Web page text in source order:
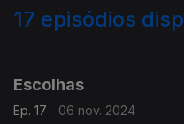
17 episódios
Escolhas
Ep. 17
06 nov. 2024